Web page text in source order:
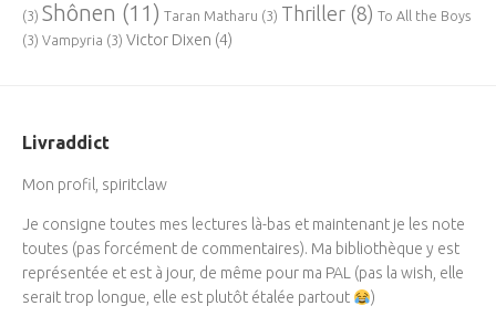
(3) Shônen (11) Taran Matharu (3) Thriller (8) To All the Boys
(3) Vampyria (3) Victor Dixen (4)
Livraddict
Mon profil, spiritclaw
Je consigne toutes mes lectures là-bas et maintenant je les note
toutes (pas forcément de commentaires). Ma bibliothèque y est
représentée et est à jour, de même pour ma PAL (pas la wish, elle
serait trop longue, elle est plutôt étalée partout
)